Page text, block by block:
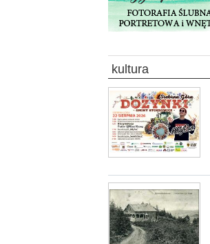
kultura